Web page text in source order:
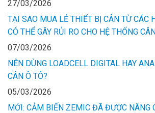
27/03/2026
TẠI SAO MUA LẺ THIẾT BỊ CÂN TỪ CÁC
CÓ THỂ GÂY RỦI RO CHO HỆ THỐNG
07/03/2026
NÊN DÙNG LOADCELL DIGITAL HAY
CÂN Ô TÔ?
05/03/2026
MỚI: CẢM BIẾN ZEMIC ĐÃ ĐƯỢC NÂNG